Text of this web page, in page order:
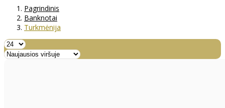
Pagrindinis
Banknotai
Turkmėnija